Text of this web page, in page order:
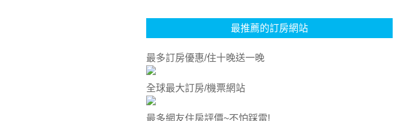
最推薦的訂房網站
最多訂房優惠/住十晚送一晚
全球最大訂房/機票網站
最多網友住房評價~不怕踩雷!